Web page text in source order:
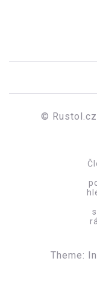
© Rustol.cz
Theme: